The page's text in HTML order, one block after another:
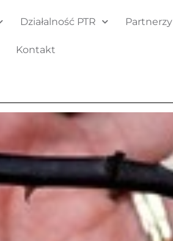
Działalność PTR Partnerzy
Kontakt